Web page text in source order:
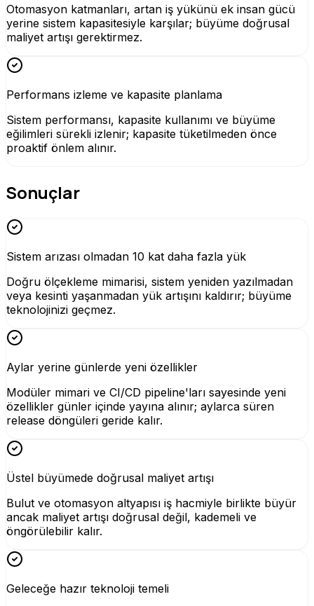
Otomasyon katmanları, artan iş yükünü ek insan gücü
yerine sistem kapasitesiyle karşılar; büyüme doğrusal
maliyet artışı gerektirmez.
Performans izleme ve kapasite planlama
Sistem performansı, kapasite kullanımı ve büyüme
eğilimleri sürekli izlenir; kapasite tüketilmeden önce
proaktif önlem alınır.
Sonuçlar
Sistem arızası olmadan 10 kat daha fazla yük
Doğru ölçekleme mimarisi, sistem yeniden yazılmadan
veya kesinti yaşanmadan yük artışını kaldırır; büyüme
teknolojinizi geçmez.
Aylar yerine günlerde yeni özellikler
Modüler mimari ve CI/CD pipeline'ları sayesinde yeni
özellikler günler içinde yayına alınır; aylarca süren
release döngüleri geride kalır.
Üstel büyümede doğrusal maliyet artışı
Bulut ve otomasyon altyapısı iş hacmiyle birlikte büyür
ancak maliyet artışı doğrusal değil, kademeli ve
öngörülebilir kalır.
Geleceğe hazır teknoloji temeli